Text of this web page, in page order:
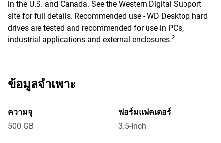
in the U.S. and Canada. See the Western Digital Support
site for full details. Recommended use - WD Desktop hard
drives are tested and recommended for use in PCs,
industrial applications and external enclosures.2
ข้อมูลจำเพาะ
ความจุ
500 GB
ฟอร์มแฟคเตอร์
3.5-Inch